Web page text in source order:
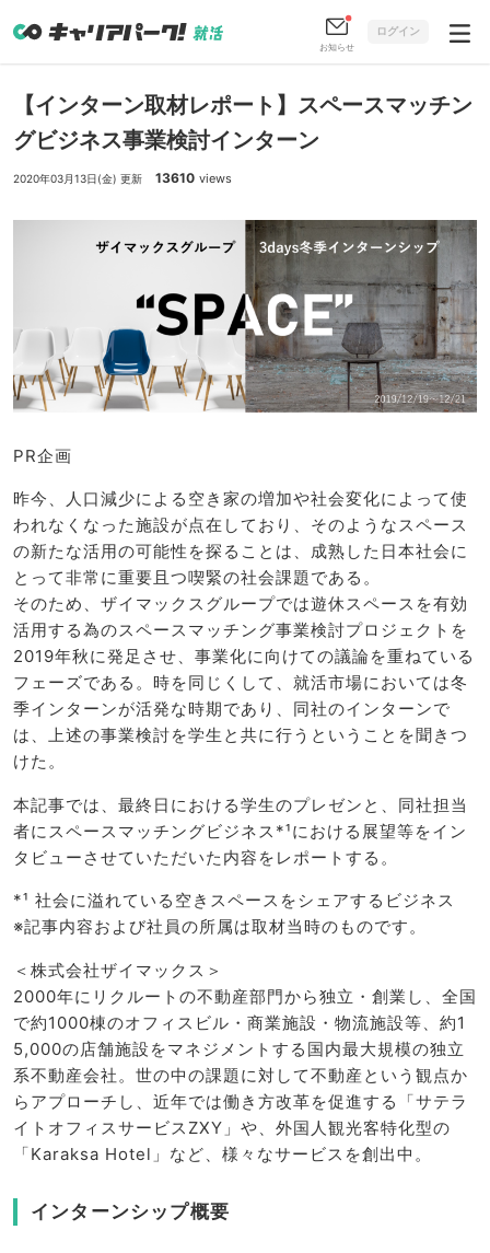
お知らせ
ログイン
【インターン取材レポート】スペースマッチン
グビジネス事業検討インターン
2020年03月13日(金) 更新 13610 views
PR企画
昨今、人口減少による空き家の増加や社会変化によって使
われなくなった施設が点在しており、そのようなスペース
の新たな活用の可能性を探ることは、成熟した日本社会に
とって非常に重要且つ喫緊の社会課題である。
そのため、ザイマックスグループでは遊休スペースを有効
活用する為のスペースマッチング事業検討プロジェクトを
2019年秋に発足させ、事業化に向けての議論を重ねている
フェーズである。時を同じくして、就活市場においては冬
季インターンが活発な時期であり、同社のインターンで
は、上述の事業検討を学生と共に行うということを聞きつ
けた。
本記事では、最終日における学生のプレゼンと、同社担当
者にスペースマッチングビジネス*¹における展望等をイン
タビューさせていただいた内容をレポートする。
*¹ 社会に溢れている空きスペースをシェアするビジネス
※記事内容および社員の所属は取材当時のものです。
＜株式会社ザイマックス＞
2000年にリクルートの不動産部門から独立・創業し、全国
で約1000棟のオフィスビル・商業施設・物流施設等、約1
5,000の店舗施設をマネジメントする国内最大規模の独立
系不動産会社。世の中の課題に対して不動産という観点か
らアプローチし、近年では働き方改革を促進する「サテラ
イトオフィスサービスZXY」や、外国人観光客特化型の
「Karaksa Hotel」など、様々なサービスを創出中。
インターンシップ概要